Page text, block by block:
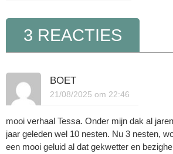
3 REACTIES
BOET
21/08/2025 om 22:46
mooi verhaal Tessa. Onder mijn dak al
jaar geleden wel 10 nesten. Nu 3 nesten,
een mooi geluid al dat gekwetter en